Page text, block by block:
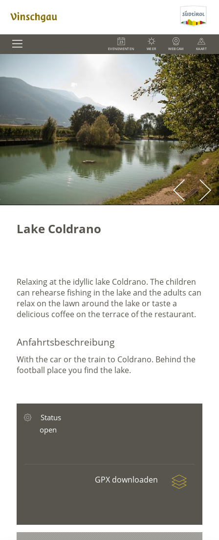
EVENEMENTEN WEER WEBCAM KAART
Lake Coldrano
Relaxing at the idyllic lake Coldrano. The children
can rehearse fishing in the lake and the adults can
relax on the lawn around the lake or taste a
delicious coffee on the terrace of the restaurant.
Anfahrtsbeschreibung
With the car or the train to Coldrano. Behind the
football place you find the lake.
Status
open
GPX downloaden